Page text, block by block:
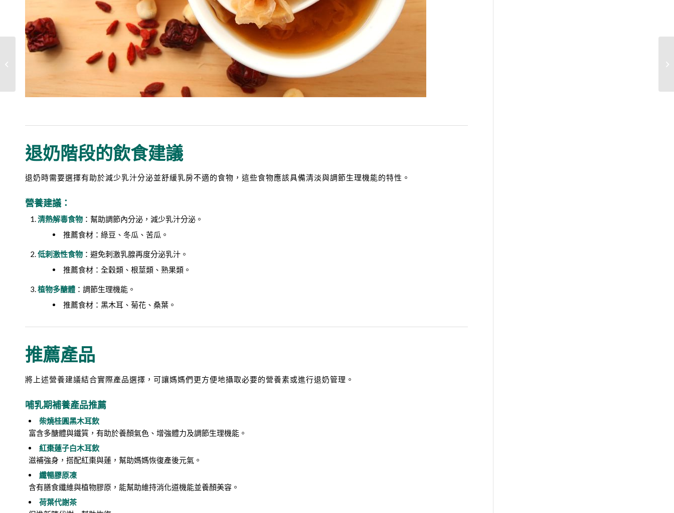
退奶階段的飲食建議
退奶時需要選擇有助於減少乳汁分泌並舒緩乳房不適的食物，這些食物應該具備清淡與調節生理機能的特性。
營養建議：
清熱解毒食物 ：幫助調節內分泌，減少乳汁分泌。
推薦食材：綠豆、冬瓜、苦瓜。
低刺激性食物 ：避免刺激乳腺再度分泌乳汁。
推薦食材：全穀類、根莖類、熟果類。
植物多醣體 ：調節生理機能。
推薦食材：黑木耳、菊花、桑葉。
推薦產品
將上述營養建議結合實際產品選擇，可讓媽媽們更方便地攝取必要的營養素或進行退奶管理。
哺乳期補養產品推薦
柴燒桂圓黑木耳飲
富含多醣體與鐵質，有助於養顏氣色、增強體力及調節生理機能。
紅棗蓮子白木耳飲
滋補強身，搭配紅棗與蓮，幫助媽媽恢復產後元氣。
纖暢膠原凍
含有膳食纖維與植物膠原，能幫助維持消化道機能並養顏美容。
荷葉代謝茶
為什麼常常拉肚子？身
體告訴你的警訊，營養